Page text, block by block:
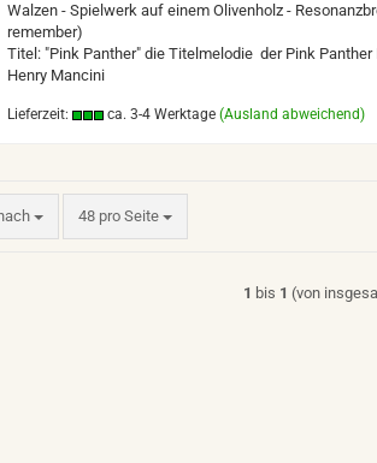
Walzen - Spielwerk auf einem Olivenholz -
remember)
Titel: "Pink Panther" die Titelmelodie der Pink Panther
Henry Mancini
Lieferzeit: ca. 3-4 Werktage (Ausland abweichend)
48 pro Seite
pro Seite
1 bis 1 (von